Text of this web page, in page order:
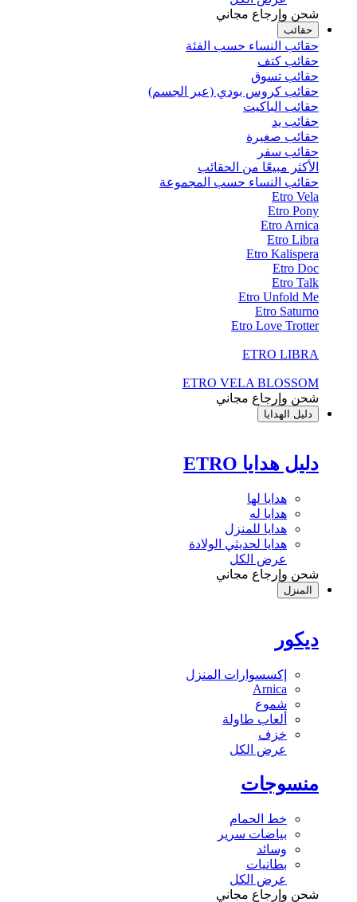
شحن وإرجاع مجاني
حقائب
حقائب النساء حسب الفئة
حقائب كتف
حقائب تسوق
حقائب كروس بودي (عبر الجسم)
حقائب الباكيت
حقائب يد
حقائب صغيرة
حقائب سفر
الأكثر مبيعًا من الحقائب
حقائب النساء حسب المجموعة
Etro Vela
Etro Pony
Etro Arnica
Etro Libra
Etro Kalispera
Etro Doc
Etro Talk
Etro Unfold Me
Etro Saturno
Etro Love Trotter
ETRO LIBRA
ETRO VELA BLOSSOM
شحن وإرجاع مجاني
دليل الهدايا
دليل هدايا ETRO
هدايا لها
هدايا له
هدايا للمنزل
هدايا لحديثي الولادة
عرض الكل
شحن وإرجاع مجاني
المنزل
ديكور
إكسسوارات المنزل
Arnica
شموع
ألعاب طاولة
خزف
عرض الكل
منسوجات
خط الحمام
بياضات سرير
وسائد
بطانيات
عرض الكل
شحن وإرجاع مجاني